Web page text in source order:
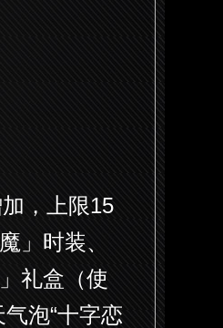
，上限15
」时装、
礼盒（使
泡“十字恋